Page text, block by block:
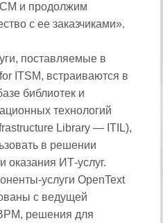
и продолжим
с ее заказчиками».
поставляемые в
ITSM, встраиваются в
библиотек и
технологий
Library — ITIL),
в решении
оказания ИТ-услуг.
услуги OpenText
с ведущей
решения для